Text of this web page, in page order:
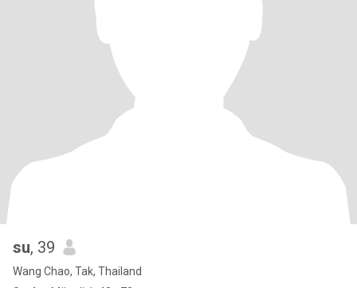
su, 39
Wang Chao, Tak, Thailand